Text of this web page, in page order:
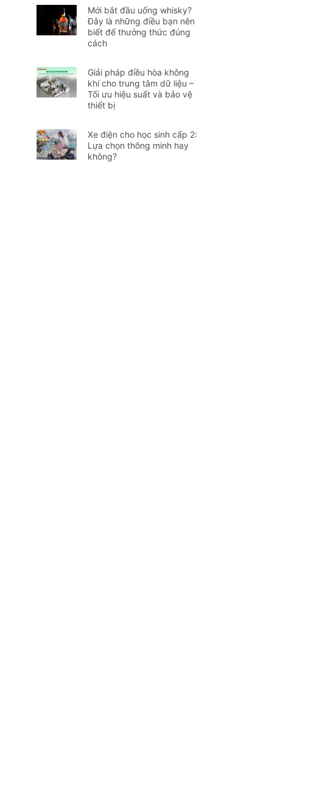
Mới bắt đầu uống whisky?
Đây là những điều bạn nên
biết để thưởng thức đúng
cách
Giải pháp điều hòa không
khí cho trung tâm dữ liệu –
Tối ưu hiệu suất và bảo vệ
thiết bị
Xe điện cho học sinh cấp 2:
Lựa chọn thông minh hay
không?